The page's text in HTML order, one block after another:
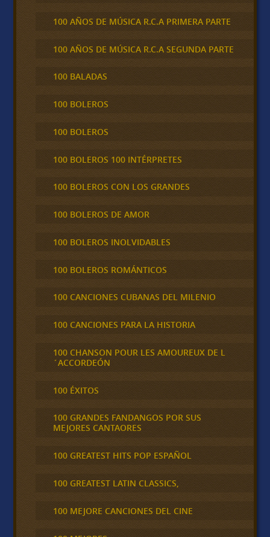
100 AÑOS DE MÚSICA R.C.A PRIMERA PARTE
100 AÑOS DE MÚSICA R.C.A SEGUNDA PARTE
100 BALADAS
100 BOLEROS
100 BOLEROS
100 BOLEROS 100 INTÉRPRETES
100 BOLEROS CON LOS GRANDES
100 BOLEROS DE AMOR
100 BOLEROS INOLVIDABLES
100 BOLEROS ROMÁNTICOS
100 CANCIONES CUBANAS DEL MILENIO
100 CANCIONES PARA LA HISTORIA
100 CHANSON POUR LES AMOUREUX DE L
´ACCORDEÓN
100 ÉXITOS
100 GRANDES FANDANGOS POR SUS
MEJORES CANTAORES
100 GREATEST HITS POP ESPAÑOL
100 GREATEST LATIN CLASSICS,
100 MEJORE CANCIONES DEL CINE